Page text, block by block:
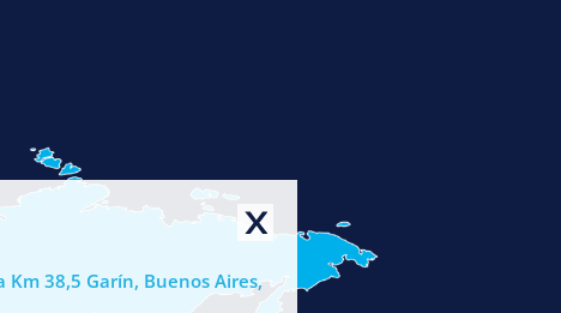
Km 38,5 Garín, Buenos Aires,